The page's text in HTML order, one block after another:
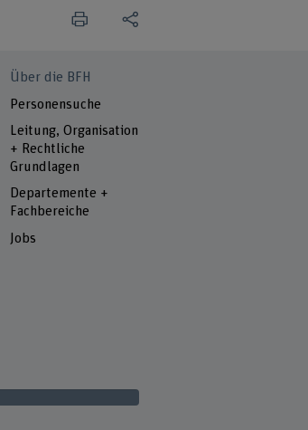
Über die BFH
Personensuche
Leitung, Organisation
+ Rechtliche
Grundlagen
Departemente +
Fachbereiche
Jobs